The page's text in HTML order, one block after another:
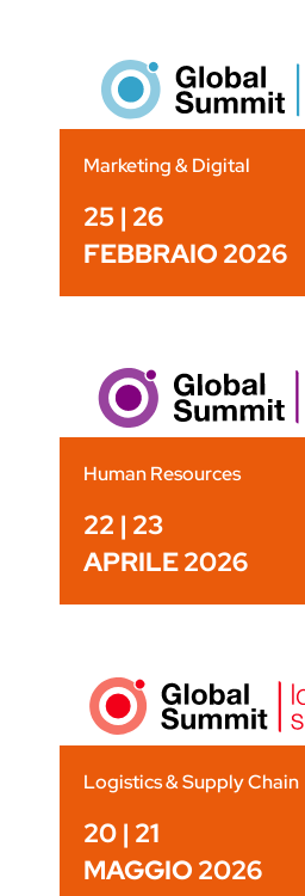
Marketing & Digital
25 | 26
FEBBRAIO 2026
Human Resources
22 | 23
APRILE 2026
Logistics & Supply Chain
20 | 21
MAGGIO 2026